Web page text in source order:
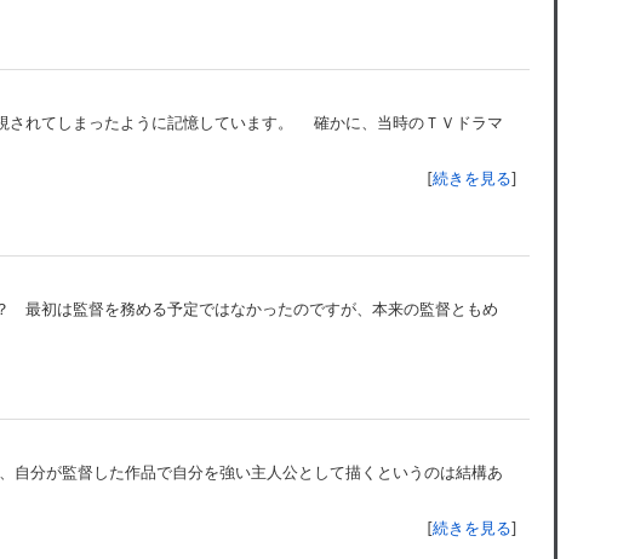
されてしまったように記憶しています。 確かに、当時のＴＶドラマ
[続きを見る]
最初は監督を務める予定ではなかったのですが、本来の監督ともめ
分が監督した作品で自分を強い主人公として描くというのは結構あ
[続きを見る]